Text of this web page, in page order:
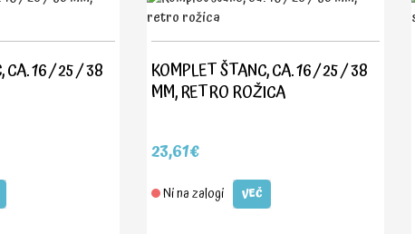
CA. 16 / 25 / 38
KOMPLET ŠTANC, CA. 16 / 25 / 38
MM, RETRO ROŽICA
23,61€
Ni na zalogi VEČ